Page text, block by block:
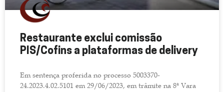
Restaurante exclui comissão
PIS/Cofins a plataformas de delivery
Em sentença proferida no processo 5003370-
24.2023.4.02.5101 em 29/06/2023, em trâmite na 8ª Vara